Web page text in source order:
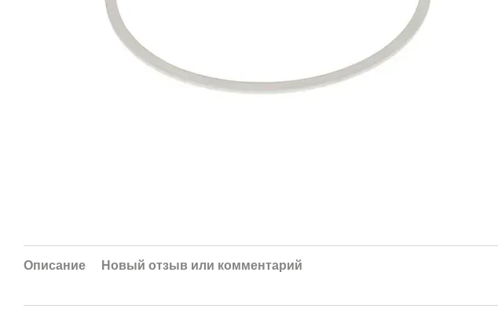
Описание Новый отзыв или комментарий